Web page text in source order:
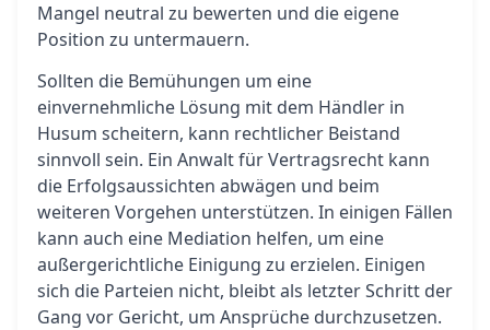
Mangel neutral zu bewerten und die eigene
Position zu untermauern.
Sollten die Bemühungen um eine
einvernehmliche Lösung mit dem Händler in
Husum scheitern, kann rechtlicher Beistand
sinnvoll sein. Ein Anwalt für Vertragsrecht kann
die Erfolgsaussichten abwägen und beim
weiteren Vorgehen unterstützen. In einigen Fällen
kann auch eine Mediation helfen, um eine
außergerichtliche Einigung zu erzielen. Einigen
sich die Parteien nicht, bleibt als letzter Schritt der
Gang vor Gericht, um Ansprüche durchzusetzen.